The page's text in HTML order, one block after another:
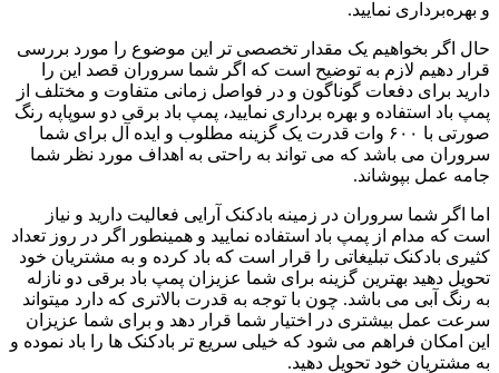
و بهره‌برداری نمایید.
حال اگر بخواهیم یک مقدار تخصصی تر این موضوع را مورد بررسی
قرار دهیم لازم به توضیح است که اگر شما سروران قصد این را
دارید برای دفعات گوناگون و در فواصل زمانی متفاوت و مختلف از
پمپ باد استفاده و بهره برداری نمایید، پمپ باد برقی دو سوپاپه رنگ
صورتی با ۶۰۰ وات قدرت یک گزینه مطلوب و ایده آل برای شما
سروران می باشد که می تواند به راحتی به اهداف مورد نظر شما
جامه عمل بپوشاند.
اما اگر شما سروران در زمینه بادکنک آرایی فعالیت دارید و نیاز
است که مدام از پمپ باد استفاده نمایید و همینطور اگر در روز تعداد
کثیری بادکنک تبلیغاتی را قرار است که باد کرده و به مشتریان خود
تحویل دهید بهترین گزینه برای شما عزیزان پمپ باد برقی دو نازله
به رنگ آبی می باشد. چون با توجه به قدرت بالاتری که دارد میتواند
سرعت عمل بیشتری در اختیار شما قرار دهد و برای شما عزیزان
این امکان فراهم می شود که خیلی سریع تر بادکنک ها را باد نموده و
به مشتریان خود تحویل دهید.